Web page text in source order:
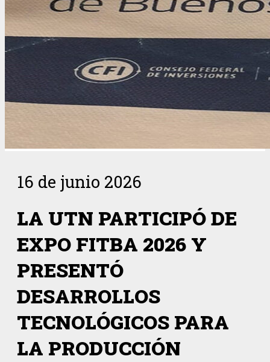
16 de junio 2026
LA UTN PARTICIPÓ DE
EXPO FITBA 2026 Y
PRESENTÓ
DESARROLLOS
TECNOLÓGICOS PARA
LA PRODUCCIÓN